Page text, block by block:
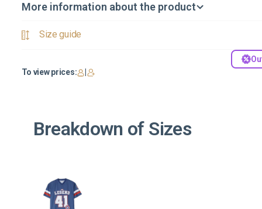
More information about the product
Size guide
To view prices:
Breakdown of Sizes